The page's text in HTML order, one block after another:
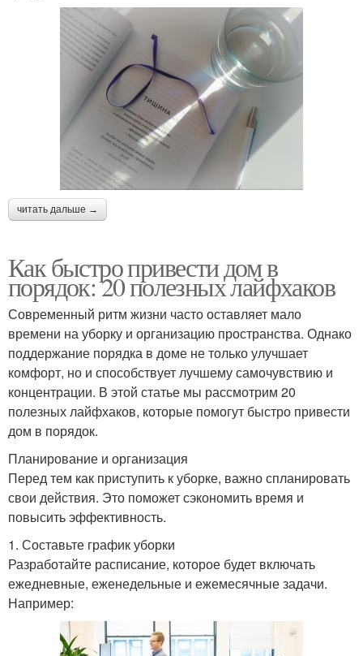
читать дальше →
Как быстро привести дом в
порядок: 20 полезных лайфхаков
Современный ритм жизни часто оставляет мало
времени на уборку и организацию пространства. Однако
поддержание порядка в доме не только улучшает
комфорт, но и способствует лучшему самочувствию и
концентрации. В этой статье мы рассмотрим 20
полезных лайфхаков, которые помогут быстро привести
дом в порядок.
Планирование и организация
Перед тем как приступить к уборке, важно спланировать
свои действия. Это поможет сэкономить время и
повысить эффективность.
1. Составьте график уборки
Разработайте расписание, которое будет включать
ежедневные, еженедельные и ежемесячные задачи.
Например: